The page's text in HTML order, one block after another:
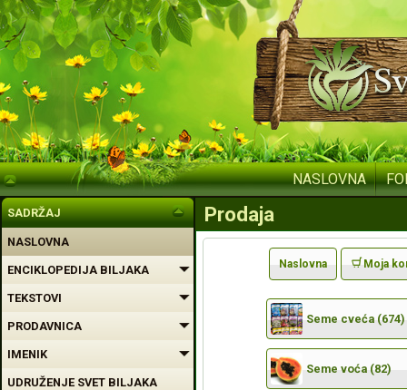
NASLOVNA
SADRŽAJ
NASLOVNA
ENCIKLOPEDIJA BILJAKA
TEKSTOVI
PRODAVNICA
IMENIK
UDRUŽENJE SVET BILJAKA
Prodaja
Naslovna Moja
Seme cveća (674)
Seme voća (82)